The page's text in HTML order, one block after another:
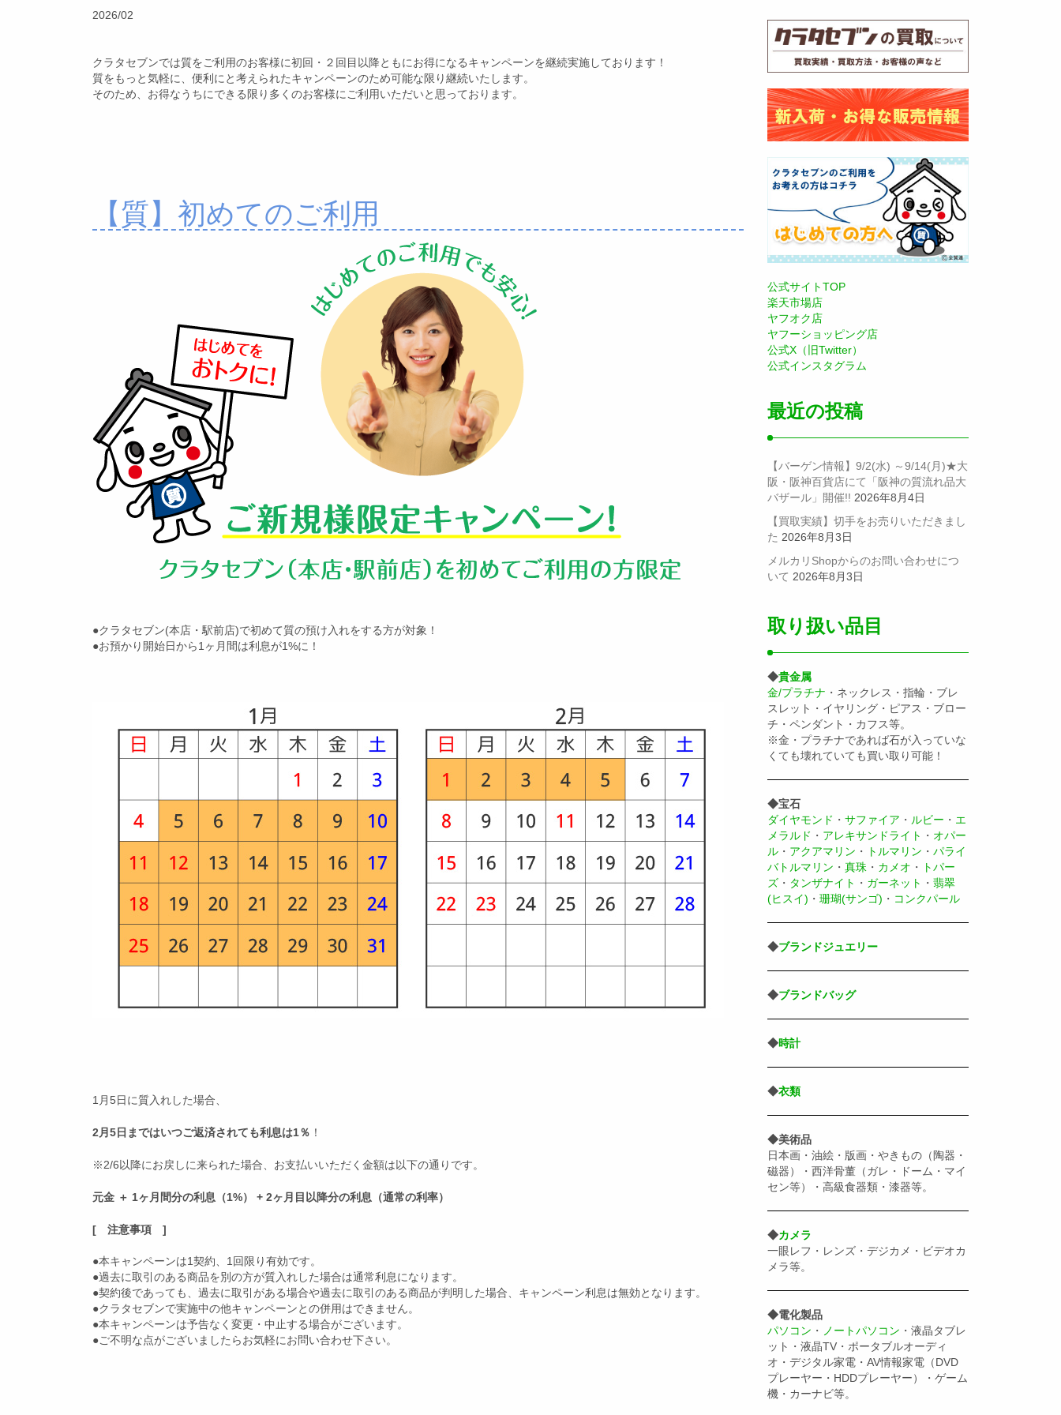
2026/02
クラタセブンでは質をご利用のお客様に初回・２回目以降ともにお得になるキャンペーンを継続実施しております！
質をもっと気軽に、便利にと考えられたキャンペーンのため可能な限り継続いたします。
そのため、お得なうちにできる限り多くのお客様にご利用いただいと思っております。
【質】初めてのご利用
●クラタセブン(本店・駅前店)で初めて質の預け入れをする方が対象！
●お預かり開始日から1ヶ月間は利息が1%に！
1月5日に質入れした場合、
2月5日まではいつご返済されても利息は1％ ！
※2/6以降にお戻しに来られた場合、お支払いいただく金額は以下の通りです。
元金 ＋ 1ヶ月間分の利息（1%） + 2ヶ月目以降分の利息（通常の利率）
[ 注意事項 ]
●本キャンペーンは1契約、1回限り有効です。
●過去に取引のある商品を別の方が質入れした場合は通常利息になります。
●契約後であっても、過去に取引がある場合や過去に取引のある商品が判明した場合、キャンペーン利息は無効となります。
●クラタセブンで実施中の他キャンペーンとの併用はできません。
●本キャンペーンは予告なく変更・中止する場合がございます。
●ご不明な点がございましたらお気軽にお問い合わせ下さい。
公式サイトTOP
楽天市場店
ヤフオク店
ヤフーショッピング店
公式X（旧Twitter）
公式インスタグラム
最近の投稿
【バーゲン情報】9/2(水) ～9/14(月)★大
阪・阪神百貨店にて「阪神の質流れ品大
バザール」開催!! 2026年8月4日
【買取実績】切手をお売りいただきまし
た 2026年8月3日
メルカリShopからのお問い合わせにつ
いて 2026年8月3日
取り扱い品目
◆貴金属
金/プラチナ ・ネックレス・指輪・ブレ
スレット・イヤリング・ピアス・ブロー
チ・ペンダント・カフス等。
※金・プラチナであれば石が入っていな
くても壊れていても買い取り可能！
◆宝石
ダイヤモンド ・ サファイア ・ ルビー ・ エ
メラルド ・ アレキサンドライト ・ オパー
ル ・ アクアマリン ・ トルマリン ・ パライ
バトルマリン ・ 真珠 ・ カメオ ・
トパー
ズ ・ タンザナイト ・ ガーネット ・ 翡翠
(ヒスイ) ・ 珊瑚(サンゴ) ・ コンクパール
◆ブランドジュエリー
◆ブランドバッグ
◆時計
◆衣類
◆美術品
日本画・油絵・版画・やきもの（陶器・
磁器）・西洋骨董（ガレ・ドーム・マイ
セン等）・高級食器類・漆器等。
◆カメラ
一眼レフ・レンズ・デジカメ・ビデオカ
メラ等。
◆電化製品
パソコン ・ ノートパソコン ・液晶タブレ
ット・液晶TV・ポータブルオーディ
オ・デジタル家電・AV情報家電（DVD
プレーヤー・HDDプレーヤー）・ゲーム
機・カーナビ等。